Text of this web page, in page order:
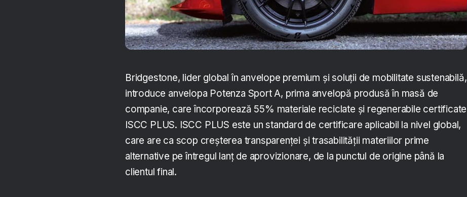
Bridgestone, lider global în anvelope premium și soluții de mobilitate sustenabilă,
introduce anvelopa Potenza Sport A, prima anvelopă produsă în masă de
companie, care încorporează 55% materiale reciclate și regenerabile certificate
ISCC PLUS. ISCC PLUS este un standard de certificare aplicabil la nivel global,
care are ca scop creșterea transparenței și trasabilității materiilor prime
alternative pe întregul lanț de aprovizionare, de la punctul de origine până la
clientul final.